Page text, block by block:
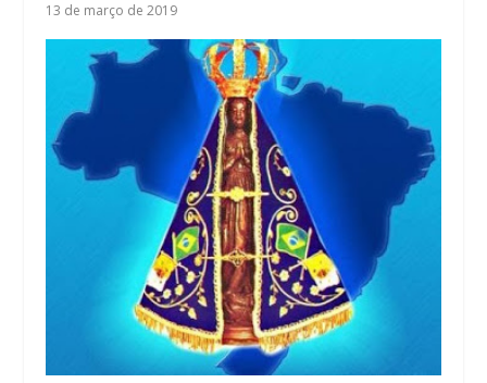
13 de março de 2019